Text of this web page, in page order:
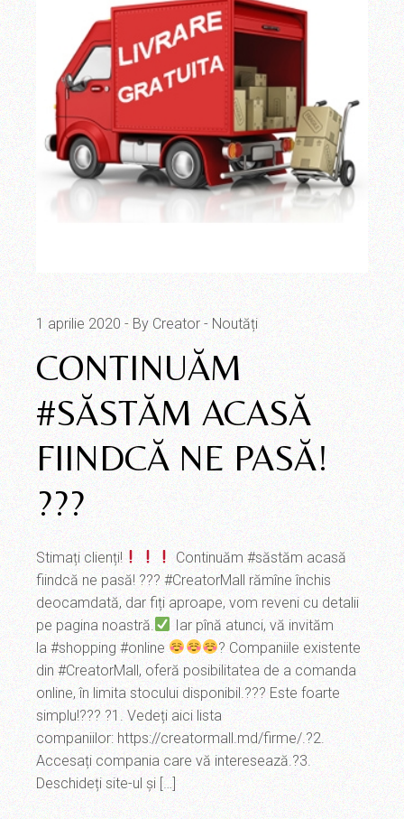
1 aprilie 2020 By Creator Noutăți
CONTINUĂM
#SĂSTĂM ACASĂ
FIINDCĂ NE PASĂ!
???
Stimați clienți!
Continuăm #săstăm acasă
fiindcă ne pasă! ??? #CreatorMall rămîne închis
deocamdată, dar fiți aproape, vom reveni cu detalii
pe pagina noastră.
Iar pînă atunci, vă invităm
la #shopping #online
? Companiile existente
din #CreatorMall, oferă posibilitatea de a comanda
online, în limita stocului disponibil.??? Este foarte
simplu!??? ?1. Vedeți aici lista
companiilor: https://creatormall.md/firme/.?2.
Accesați compania care vă interesează.?3.
Deschideți site-ul și […]